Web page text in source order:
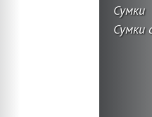
Сумки
Сумки